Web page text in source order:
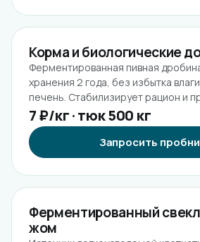
Корма и биологические
Ферментированная пивная
хранения 2 года, без избытка
печень. Стабилизирует рацион и
7 ₽/кг · тюк 500 кг
Запросить
Ферментированный
жом